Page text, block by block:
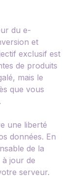
du e-
et
exclusif est
de produits
mais le
que vous
une liberté
données. En
de la
à jour de
serveur.